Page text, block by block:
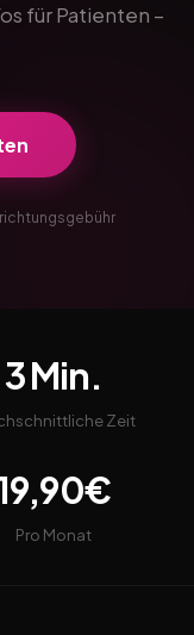
für Patienten –
3 Min.
Zeit
Pro Monat